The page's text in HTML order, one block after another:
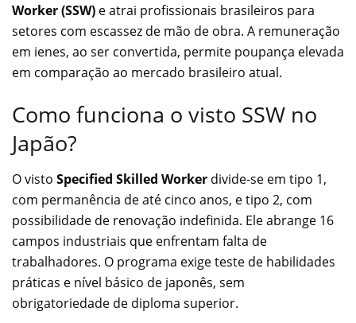
Worker (SSW) e atrai profissionais brasileiros para
setores com escassez de mão de obra. A remuneração
em ienes, ao ser convertida, permite poupança elevada
em comparação ao mercado brasileiro atual.
Como funciona o visto SSW no
Japão?
O visto Specified Skilled Worker divide-se em tipo 1,
com permanência de até cinco anos, e tipo 2, com
possibilidade de renovação indefinida. Ele abrange 16
campos industriais que enfrentam falta de
trabalhadores. O programa exige teste de habilidades
práticas e nível básico de japonês, sem
obrigatoriedade de diploma superior.